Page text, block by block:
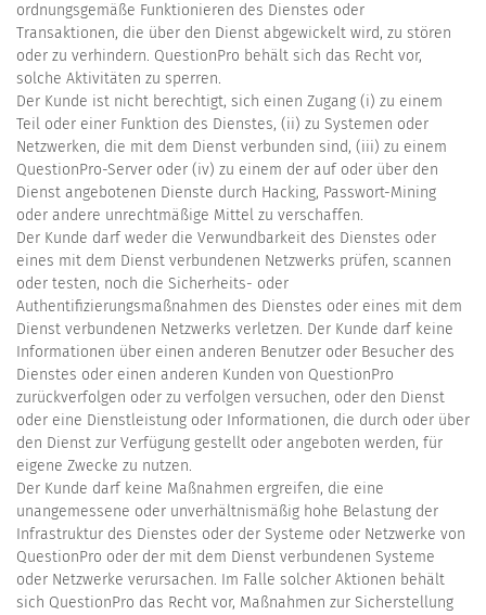
ordnungsgemäße Funktionieren des Dienstes oder
Transaktionen, die über den Dienst abgewickelt wird, zu stören
oder zu verhindern. QuestionPro behält sich das Recht vor,
solche Aktivitäten zu sperren.
Der Kunde ist nicht berechtigt, sich einen Zugang (i) zu einem
Teil oder einer Funktion des Dienstes, (ii) zu Systemen oder
Netzwerken, die mit dem Dienst verbunden sind, (iii) zu einem
QuestionPro-Server oder (iv) zu einem der auf oder über den
Dienst angebotenen Dienste durch Hacking, Passwort-Mining
oder andere unrechtmäßige Mittel zu verschaffen.
Der Kunde darf weder die Verwundbarkeit des Dienstes oder
eines mit dem Dienst verbundenen Netzwerks prüfen, scannen
oder testen, noch die Sicherheits- oder
Authentifizierungsmaßnahmen des Dienstes oder eines mit dem
Dienst verbundenen Netzwerks verletzen. Der Kunde darf keine
Informationen über einen anderen Benutzer oder Besucher des
Dienstes oder einen anderen Kunden von QuestionPro
zurückverfolgen oder zu verfolgen versuchen, oder den Dienst
oder eine Dienstleistung oder Informationen, die durch oder über
den Dienst zur Verfügung gestellt oder angeboten werden, für
eigene Zwecke zu nutzen.
Der Kunde darf keine Maßnahmen ergreifen, die eine
unangemessene oder unverhältnismäßig hohe Belastung der
Infrastruktur des Dienstes oder der Systeme oder Netzwerke von
QuestionPro oder der mit dem Dienst verbundenen Systeme
oder Netzwerke verursachen. Im Falle solcher Aktionen behält
sich QuestionPro das Recht vor, Maßnahmen zur Sicherstellung